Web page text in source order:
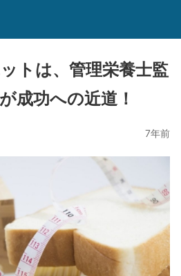
トは、管理栄養士監
成功への近道！
7年前